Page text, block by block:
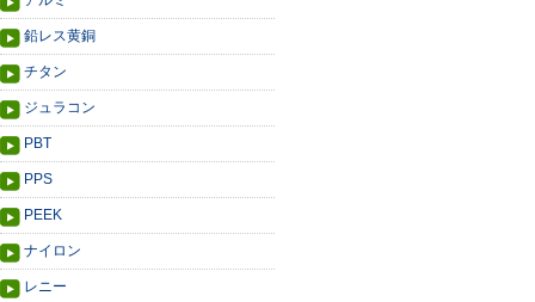
鉛レス黄銅
チタン
ジュラコン
PBT
PPS
PEEK
ナイロン
レニー